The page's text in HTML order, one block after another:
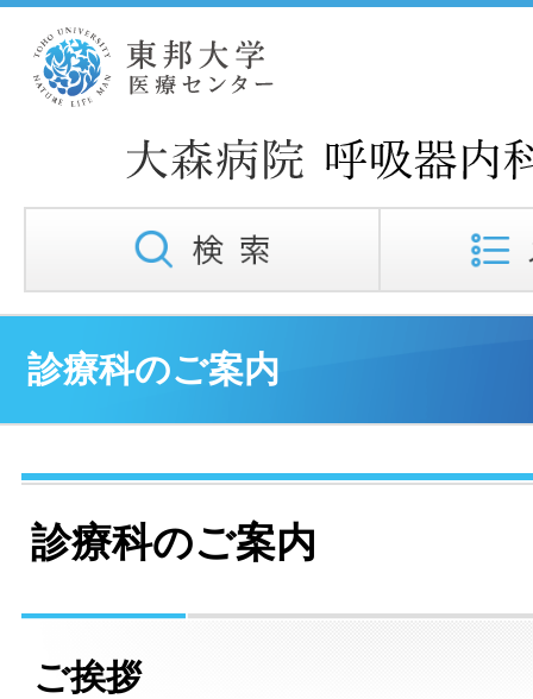
診療科のご案内
診療科のご案内
ご挨拶